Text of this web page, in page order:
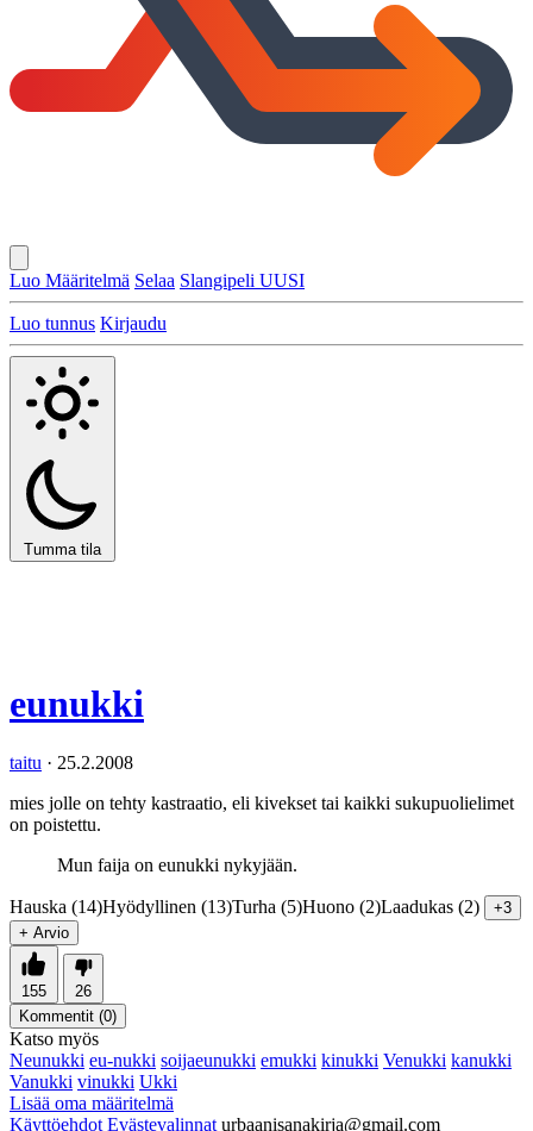
Luo Määritelmä Selaa Slangipeli UUSI
Luo tunnus Kirjaudu
Tumma tila
eunukki
taitu · 25.2.2008
mies jolle on tehty kastraatio, eli kivekset tai kaikki sukupuolielimet
on poistettu.
Mun faija on eunukki nykyjään.
Hauska (14)Hyödyllinen (13)Turha (5)Huono (2)Laadukas (2)
+3
+ Arvio
155
26
Kommentit (0)
Katso myös
Neunukki eu-nukki soijaeunukki emukki kinukki Venukki kanukki
Vanukki vinukki Ukki
Lisää oma määritelmä
Käyttöehdot Evästevalinnat urbaanisanakirja@gmail.com